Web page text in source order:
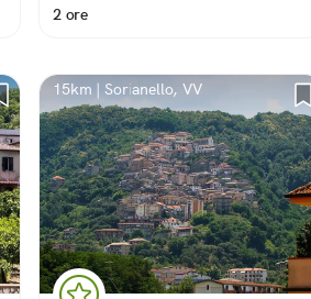
2 ore
15km | Sorianello, VV